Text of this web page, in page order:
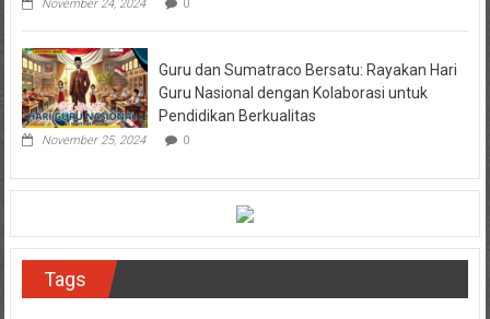
November 24, 2024 0
Guru dan Sumatraco Bersatu: Rayakan Hari
Guru Nasional dengan Kolaborasi untuk
Pendidikan Berkualitas
November 25, 2024 0
Tags